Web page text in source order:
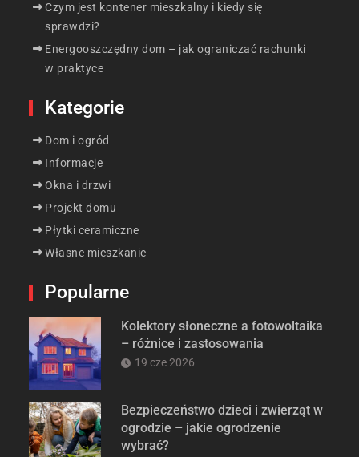
Czym jest kontener mieszkalny i kiedy się
sprawdzi?
Energooszczędny dom – jak ograniczać rachunki
w praktyce
Kategorie
Dom i ogród
Informacje
Okna i drzwi
Projekt domu
Płytki ceramiczne
Własne mieszkanie
Popularne
Kolektory słoneczne a fotowoltaika
– różnice i zastosowania
19 cze 2026
Bezpieczeństwo dzieci i zwierząt w
ogrodzie – jakie ogrodzenie
wybrać?